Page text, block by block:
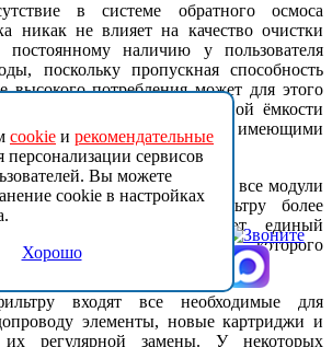
в системе обратного осмоса
никак не влияет на качество очистки
наличию у пользователя
поскольку пропускная способность
потребления может для этого
Установки без накопительной ёмкости
последнего поколения, имеющими
производительность.
фильтра обратного осмоса все модули
Для придания фильтру более
некоторые модели имеют единый
или моноблок, внутри которого
картриджи и мембрана.
входят все необходимые для
элементы, новые картриджи и
регулярной замены. У некоторых
cookie и рекомендательные
персонализации сервисов
Вы можете
cookie в настройках
Хорошо